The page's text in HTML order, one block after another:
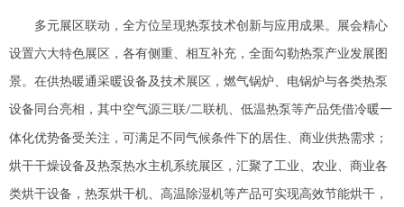
多元展区联动，全方位呈现热泵技术创新与应用成果。展会精心
设置六大特色展区，各有侧重、相互补充，全面勾勒热泵产业发展图
景。在供热暖通采暖设备及技术展区，燃气锅炉、电锅炉与各类热泵
设备同台亮相，其中空气源三联/二联机、低温热泵等产品凭借冷暖一
体化优势备受关注，可满足不同气候条件下的居住、商业供热需求；
烘干干燥设备及热泵热水主机系统展区，汇聚了工业、农业、商业各
类烘干设备，热泵烘干机、高温除湿机等产品可实现高效节能烘干，